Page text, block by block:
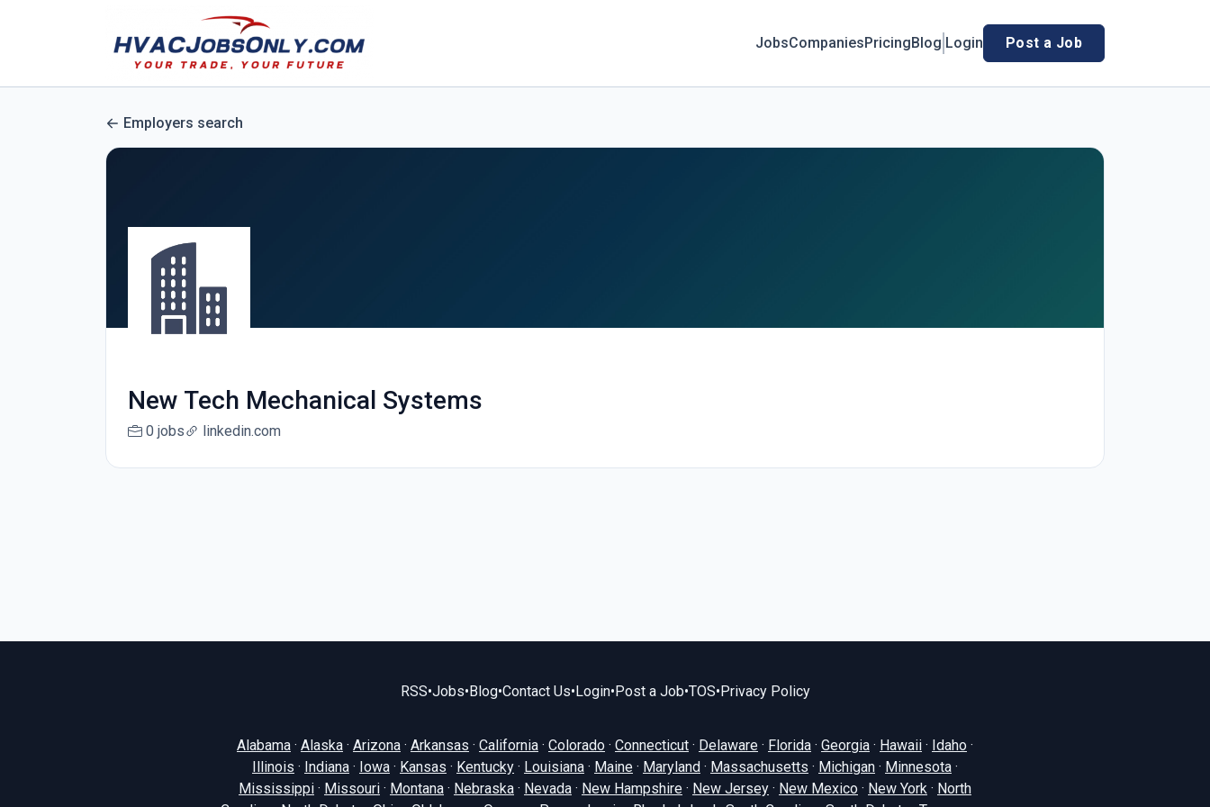
JobsCompaniesPricingBlog Login Post a Job
Employers search
New Tech Mechanical Systems
0 jobs linkedin.com
RSS•Jobs•Blog•Contact Us•Login•Post a Job•TOS•Privacy Policy
Alabama · Alaska · Arizona · Arkansas · California · Colorado · Connecticut · Delaware · Florida · Georgia · Hawaii · Idaho ·
Illinois · Indiana · Iowa · Kansas · Kentucky · Louisiana · Maine · Maryland · Massachusetts · Michigan · Minnesota ·
Mississippi · Missouri · Montana · Nebraska · Nevada · New Hampshire · New Jersey · New Mexico · New York · North